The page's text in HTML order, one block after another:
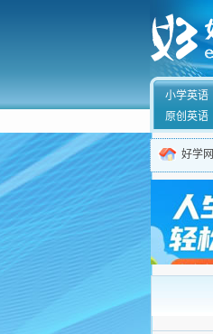
小学英语
原创英语
好学网